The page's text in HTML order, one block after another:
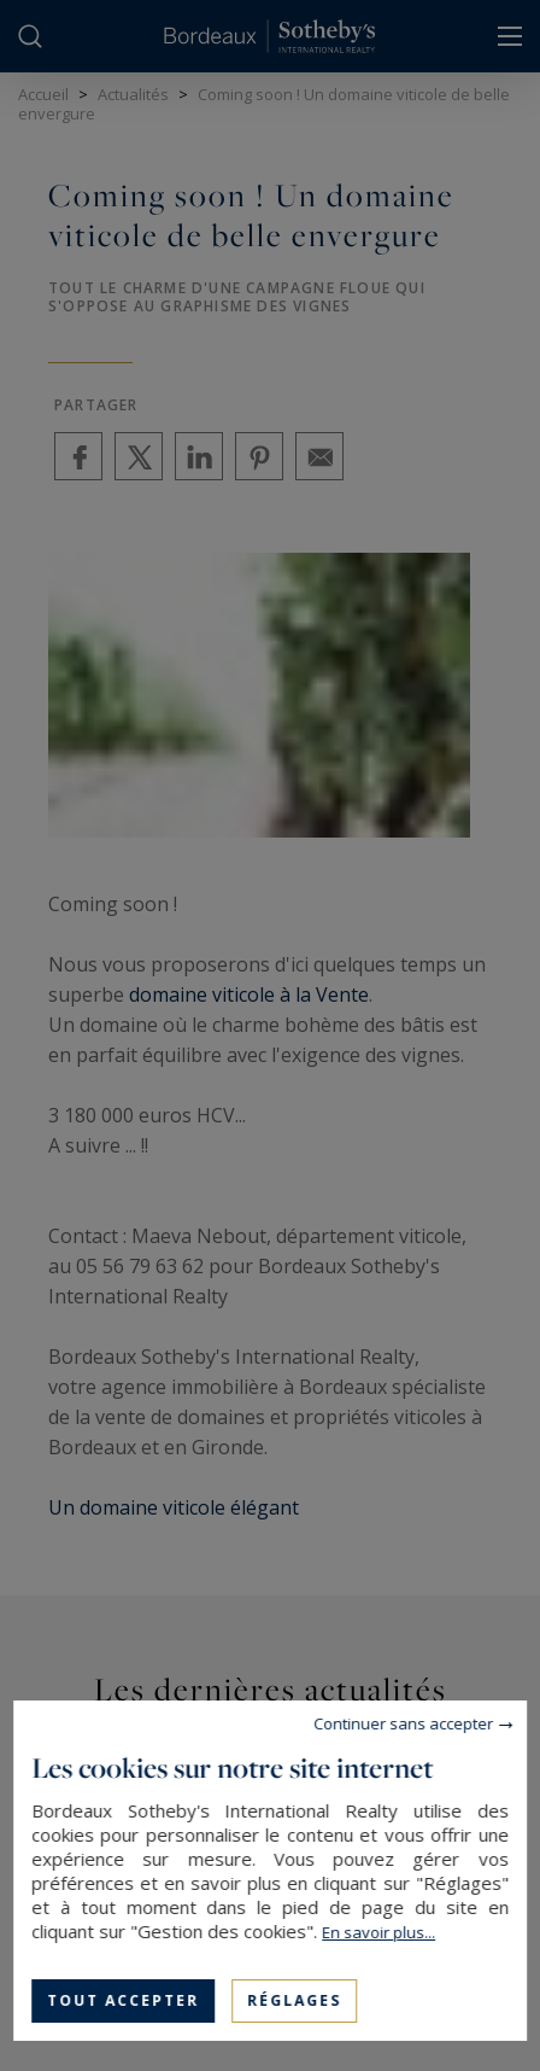
Accueil > Actualités > Coming soon ! Un domaine viticole de belle
envergure
Coming soon ! Un domaine
viticole de belle envergure
TOUT LE CHARME D'UNE CAMPAGNE FLOUE QUI
S'OPPOSE AU GRAPHISME DES VIGNES
PARTAGER
Coming soon !
Nous vous proposerons d'ici quelques temps un
superbe domaine viticole à la Vente.
Un domaine où le charme bohème des bâtis est
en parfait équilibre avec l'exigence des vignes.
3 180 000 euros HCV...
A suivre ... !!
Contact : Maeva Nebout, département viticole,
au 05 56 79 63 62 pour Bordeaux Sotheby's
International Realty
Bordeaux Sotheby's International Realty,
votre agence immobilière à Bordeaux spécialiste
de la vente de domaines et propriétés viticoles à
Bordeaux et en Gironde.
Un domaine viticole élégant
Les dernières actualités
Les cookies sur notre site internet
Bordeaux Sotheby's International Realty utilise des
cookies pour personnaliser le contenu et vous offrir une
expérience sur mesure. Vous pouvez gérer vos
préférences et en savoir plus en cliquant sur "Réglages"
et à tout moment dans le pied de page du site en
cliquant sur "Gestion des cookies".En savoir plus...
TOUT ACCEPTER RÉGLAGES
Continuer sans accepter